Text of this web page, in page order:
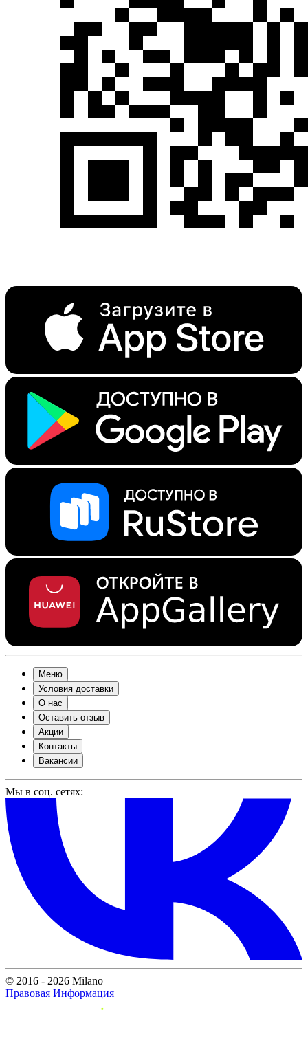
Меню
Условия доставки
О нас
Оставить отзыв
Акции
Контакты
Вакансии
Мы в соц. сетях:
© 2016 - 2026 Milano
Правовая Информация